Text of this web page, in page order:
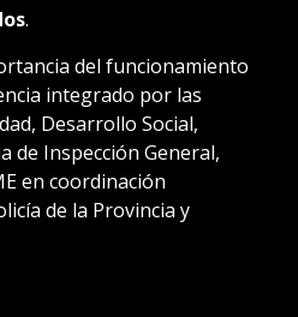
.
del funcionamiento
integrado por las
Desarrollo Social,
de Inspección General,
en coordinación
de la Provincia y